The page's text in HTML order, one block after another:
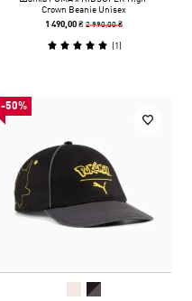
Crown Beanie Unisex
1 490,00 ₴2 990,00 ₴
(1)
-50%